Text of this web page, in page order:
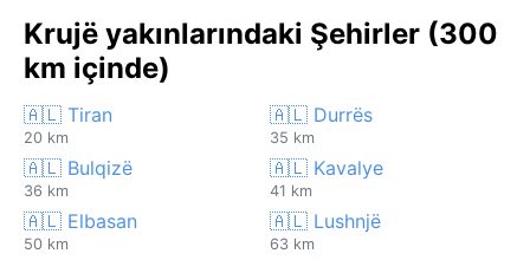
Krujë yakınlarındaki Şehirler (300
km içinde)
🇦🇱 Tiran
20 km
🇦🇱 Durrës
35 km
🇦🇱 Bulqizë
36 km
🇦🇱 Kavalye
41 km
🇦🇱 Elbasan
50 km
🇦🇱 Lushnjë
63 km